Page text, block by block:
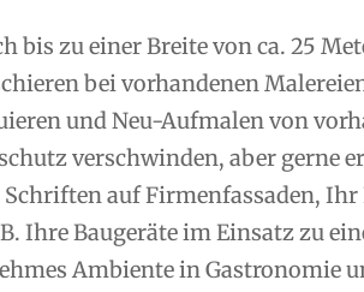
bis zu einer Breite von ca. 25
bei vorhandenen
und Neu-Aufmalen von
verschwinden, aber gerne
auf Firmenfassaden,
Ihre Baugeräte im Einsatz zu
Ambiente in Gastronomie